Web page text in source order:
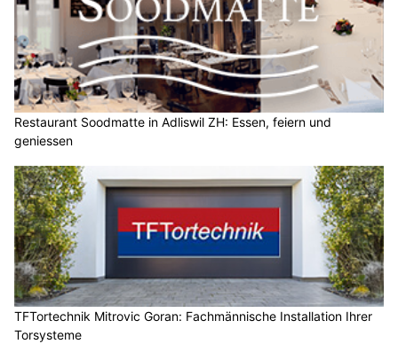
Restaurant Soodmatte in Adliswil ZH: Essen, feiern und
geniessen
TFTortechnik Mitrovic Goran: Fachmännische Installation Ihrer
Torsysteme